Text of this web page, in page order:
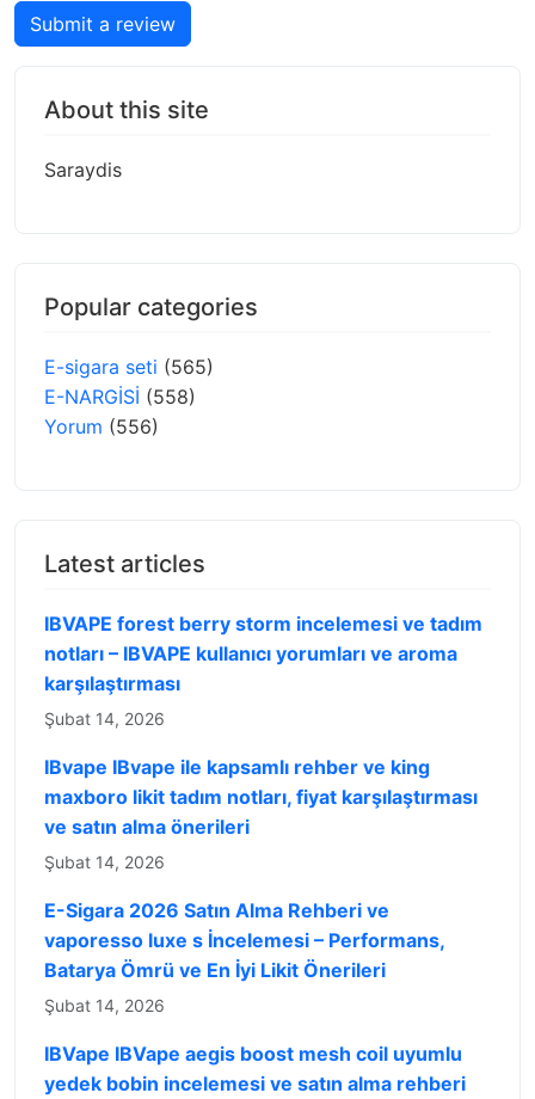
Submit a review
About this site
Saraydis
Popular categories
E-sigara seti (565)
E-NARGİSİ (558)
Yorum (556)
Latest articles
IBVAPE forest berry storm incelemesi ve tadım
notları – IBVAPE kullanıcı yorumları ve aroma
karşılaştırması
Şubat 14, 2026
IBvape IBvape ile kapsamlı rehber ve king
maxboro likit tadım notları, fiyat karşılaştırması
ve satın alma önerileri
Şubat 14, 2026
E-Sigara 2026 Satın Alma Rehberi ve
vaporesso luxe s İncelemesi – Performans,
Batarya Ömrü ve En İyi Likit Önerileri
Şubat 14, 2026
IBVape IBVape aegis boost mesh coil uyumlu
yedek bobin incelemesi ve satın alma rehberi